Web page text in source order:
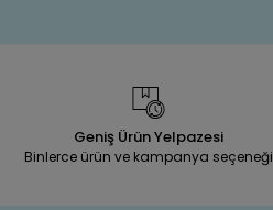
Geniş Ürün Yelpazesi
Binlerce ürün ve kampanya seçeneği